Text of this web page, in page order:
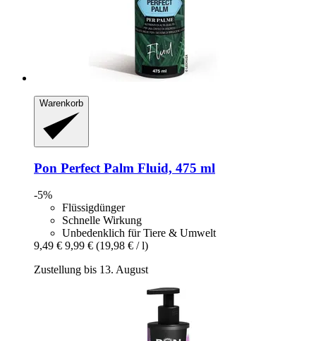
Warenkorb
Pon Perfect Palm Fluid, 475 ml
-5%
Flüssigdünger
Schnelle Wirkung
Unbedenklich für Tiere & Umwelt
9,49 € 9,99 € (19,98 € / l)
Zustellung bis 13. August